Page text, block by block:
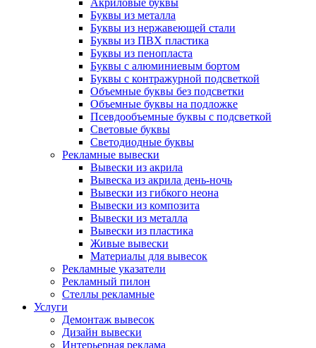
Акриловые буквы
Буквы из металла
Буквы из нержавеющей стали
Буквы из ПВХ пластика
Буквы из пенопласта
Буквы с алюминиевым бортом
Буквы с контражурной подсветкой
Объемные буквы без подсветки
Объемные буквы на подложке
Псевдообъемные буквы с подсветкой
Световые буквы
Светодиодные буквы
Рекламные вывески
Вывески из акрила
Вывеска из акрила день-ночь
Вывески из гибкого неона
Вывески из композита
Вывески из металла
Вывески из пластика
Живые вывески
Материалы для вывесок
Рекламные указатели
Рекламный пилон
Стеллы рекламные
Услуги
Демонтаж вывесок
Дизайн вывески
Интерьерная реклама